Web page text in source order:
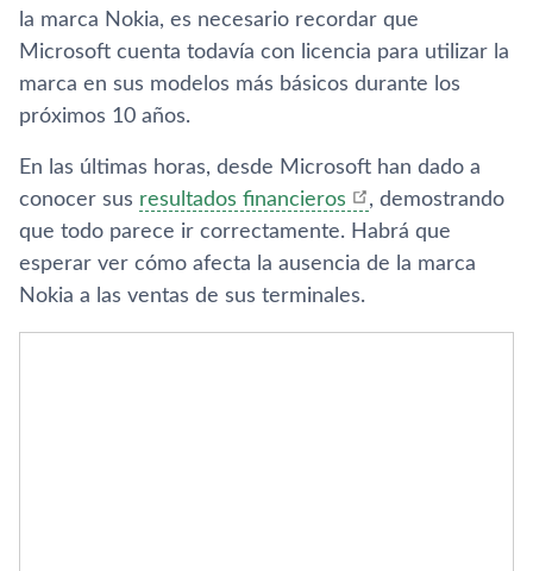
la marca Nokia, es necesario recordar que
Microsoft cuenta todaví­a con licencia para utilizar la
marca en sus modelos más básicos durante los
próximos 10 años.
En las últimas horas, desde Microsoft han dado a
conocer sus resultados financieros
, demostrando
que todo parece ir correctamente. Habrá que
esperar ver cómo afecta la ausencia de la marca
Nokia a las ventas de sus terminales.